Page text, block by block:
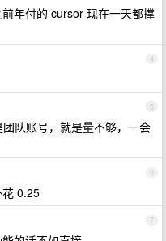
年付的 cursor 现在一天都撑
4
5
队账号，就是量不够，一会
6
0.25
7